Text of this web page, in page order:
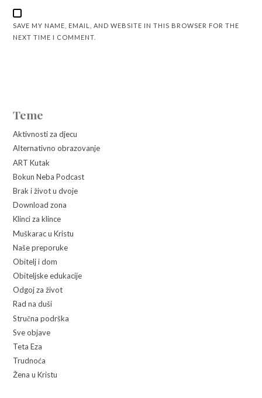
SAVE MY NAME, EMAIL, AND WEBSITE IN THIS BROWSER FOR THE
NEXT TIME I COMMENT.
Teme
Aktivnosti za djecu
Alternativno obrazovanje
ART Kutak
Bokun Neba Podcast
Brak i život u dvoje
Download zona
Klinci za klince
Muškarac u Kristu
Naše preporuke
Obitelj i dom
Obiteljske edukacije
Odgoj za život
Rad na duši
Stručna podrška
Sve objave
Teta Eza
Trudnoća
Žena u Kristu